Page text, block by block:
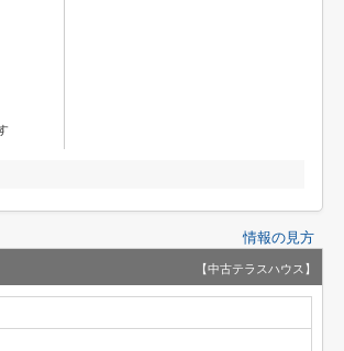
情報の見方
【中古テラスハウス】